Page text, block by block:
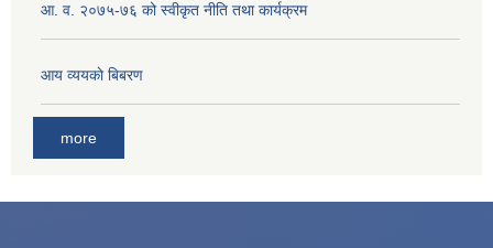
आ. व. २०७५-७६ को स्वीकृत नीति तथा कार्यक्रम
आय व्ययकाे बिबरण
more